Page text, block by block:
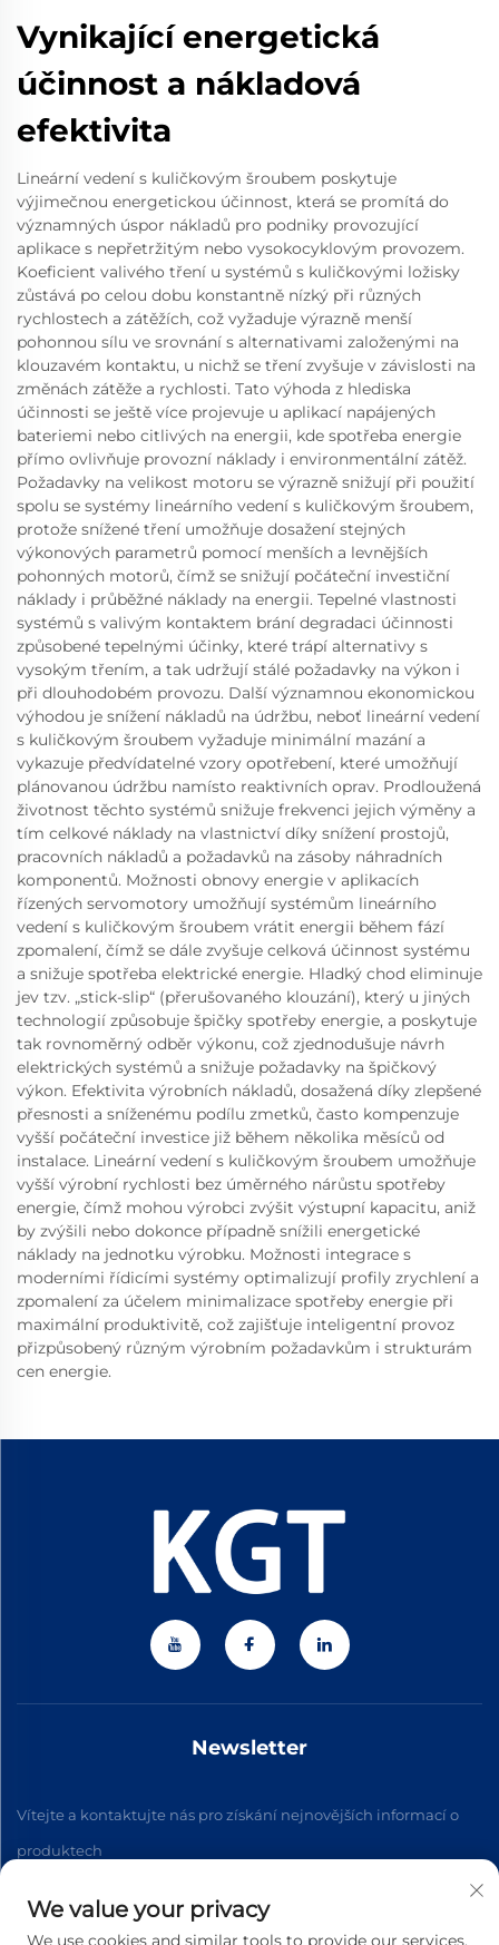
Vynikající energetická
účinnost a nákladová
efektivita
Lineární vedení s kuličkovým šroubem poskytuje
výjimečnou energetickou účinnost, která se promítá do
významných úspor nákladů pro podniky provozující
aplikace s nepřetržitým nebo vysokocyklovým provozem.
Koeficient valivého tření u systémů s kuličkovými ložisky
zůstává po celou dobu konstantně nízký při různých
rychlostech a zátěžích, což vyžaduje výrazně menší
pohonnou sílu ve srovnání s alternativami založenými na
klouzavém kontaktu, u nichž se tření zvyšuje v závislosti na
změnách zátěže a rychlosti. Tato výhoda z hlediska
účinnosti se ještě více projevuje u aplikací napájených
bateriemi nebo citlivých na energii, kde spotřeba energie
přímo ovlivňuje provozní náklady i environmentální zátěž.
Požadavky na velikost motoru se výrazně snižují při použití
spolu se systémy lineárního vedení s kuličkovým šroubem,
protože snížené tření umožňuje dosažení stejných
výkonových parametrů pomocí menších a levnějších
pohonných motorů, čímž se snižují počáteční investiční
náklady i průběžné náklady na energii. Tepelné vlastnosti
systémů s valivým kontaktem brání degradaci účinnosti
způsobené tepelnými účinky, které trápí alternativy s
vysokým třením, a tak udržují stálé požadavky na výkon i
při dlouhodobém provozu. Další významnou ekonomickou
výhodou je snížení nákladů na údržbu, neboť lineární vedení
s kuličkovým šroubem vyžaduje minimální mazání a
vykazuje předvídatelné vzory opotřebení, které umožňují
plánovanou údržbu namísto reaktivních oprav. Prodloužená
životnost těchto systémů snižuje frekvenci jejich výměny a
tím celkové náklady na vlastnictví díky snížení prostojů,
pracovních nákladů a požadavků na zásoby náhradních
komponentů. Možnosti obnovy energie v aplikacích
řízených servomotory umožňují systémům lineárního
vedení s kuličkovým šroubem vrátit energii během fází
zpomalení, čímž se dále zvyšuje celková účinnost systému
a snižuje spotřeba elektrické energie. Hladký chod eliminuje
jev tzv. „stick-slip“ (přerušovaného klouzání), který u jiných
technologií způsobuje špičky spotřeby energie, a poskytuje
tak rovnoměrný odběr výkonu, což zjednodušuje návrh
elektrických systémů a snižuje požadavky na špičkový
výkon. Efektivita výrobních nákladů, dosažená díky zlepšené
přesnosti a sníženému podílu zmetků, často kompenzuje
vyšší počáteční investice již během několika měsíců od
instalace. Lineární vedení s kuličkovým šroubem umožňuje
vyšší výrobní rychlosti bez úměrného nárůstu spotřeby
energie, čímž mohou výrobci zvýšit výstupní kapacitu, aniž
by zvýšili nebo dokonce případně snížili energetické
náklady na jednotku výrobku. Možnosti integrace s
moderními řídicími systémy optimalizují profily zrychlení a
zpomalení za účelem minimalizace spotřeby energie při
maximální produktivitě, což zajišťuje inteligentní provoz
přizpůsobený různým výrobním požadavkům i strukturám
cen energie.
Newsletter
Vítejte a kontaktujte nás pro získání nejnovějších informací o
produktech
Přihlásit se k odběru
We value your privacy
We use cookies and similar tools to provide our services.